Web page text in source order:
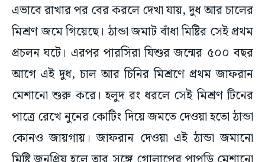
এভাবে রাখার পর বের করলে দেখা যায়, দুধ আর চালের
মিশ্রণ জমে গিয়েছে। ঠান্ডা জমাট বাঁধা মিষ্টির সেই প্রথম
প্রচলন ঘটে। এরপর পারসিরা যিশুর জন্মের ৫০০ বছর
আগে এই দুধ, চাল আর চিনির মিশ্রণে প্রথম জাফরান
মেশানো শুরু করে। হলুদ রং ধরলে সেই মিশ্রণ টিনের
পাত্রে রেখে নুনের কোটিং দিয়ে জমতে দেওয়া হতো ঠান্ডা
কোনও জায়গায়। জাফরান দেওয়া এই ঠান্ডা জমানো